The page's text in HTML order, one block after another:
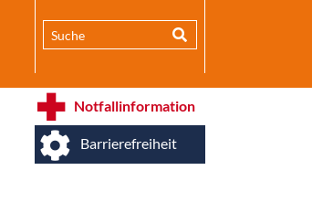
Notfallinformation
Barrierefreiheit